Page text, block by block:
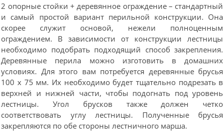
2 опорные стойки + деревянное ограждение – стандартный
и самый простой вариант перильной конструкции. Она
скорее служит основой, нежели полноценным
ограждением. В зависимости от конструкции лестницы
необходимо подобрать подходящий способ закрепления.
Деревянные перила можно изготовить в домашних
условиях. Для этого вам потребуется деревянные брусья
100 х 75 мм. Их необходимо будет тщательно подрезать в
верхней и нижней части, чтобы подогнать под уровень
лестницы. Угол брусков также должен четко
соответствовать углу лестницы. Полученные брусья
закрепляются по обе стороны лестничного марша.